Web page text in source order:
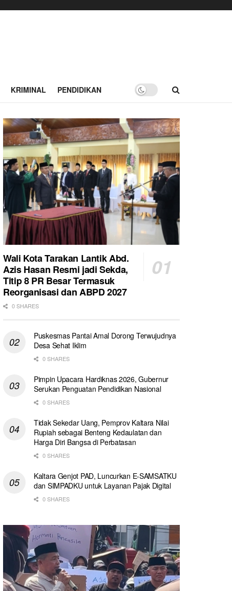
KRIMINAL PENDIDIKAN
Wali Kota Tarakan Lantik Abd.
Azis Hasan Resmi jadi Sekda,
Titip 8 PR Besar Termasuk
Reorganisasi dan ABPD 2027
0 SHARES
Puskesmas Pantai Amal Dorong Terwujudnya
Desa Sehat Iklim
0 SHARES
Pimpin Upacara Hardiknas 2026, Gubernur
Serukan Penguatan Pendidikan Nasional
0 SHARES
Tidak Sekedar Uang, Pemprov Kaltara Nilai
Rupiah sebagai Benteng Kedaulatan dan
Harga Diri Bangsa di Perbatasan
0 SHARES
Kaltara Genjot PAD, Luncurkan E-SAMSATKU
dan SIMPADKU untuk Layanan Pajak Digital
0 SHARES